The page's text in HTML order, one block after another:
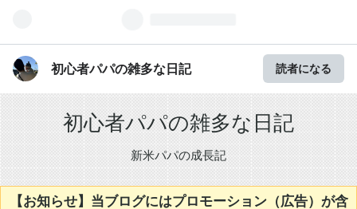
初心者パパの雑多な日記 読者になる
初心者パパの雑多な日記
新米パパの成長記
【お知らせ】当ブログにはプロモーション（広告）が含